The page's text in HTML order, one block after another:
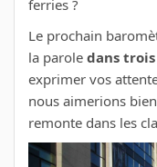
ferries ?
Le prochain
la parole dans
exprimer vos
nous aimerions
remonte dans les